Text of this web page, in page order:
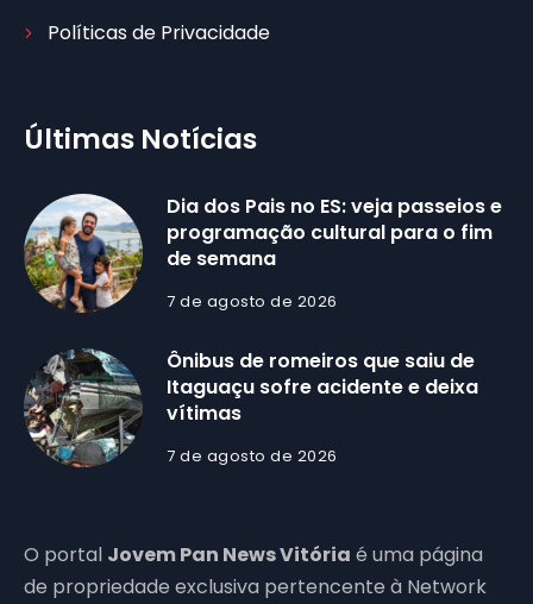
Políticas de Privacidade
Últimas Notícias
Dia dos Pais no ES: veja passeios e
programação cultural para o fim
de semana
7 de agosto de 2026
Ônibus de romeiros que saiu de
Itaguaçu sofre acidente e deixa
vítimas
7 de agosto de 2026
O portal Jovem Pan News Vitória é uma página
de propriedade exclusiva pertencente à Network